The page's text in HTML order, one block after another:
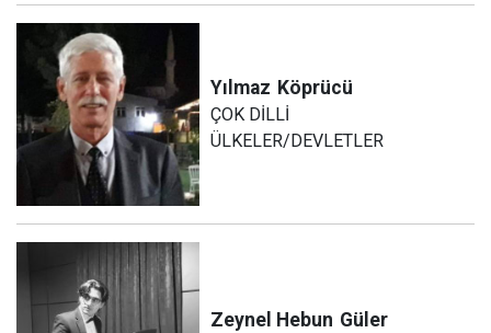
Yılmaz Köprücü
ÇOK DİLLİ
ÜLKELER/DEVLETLER
Zeynel Hebun Güler